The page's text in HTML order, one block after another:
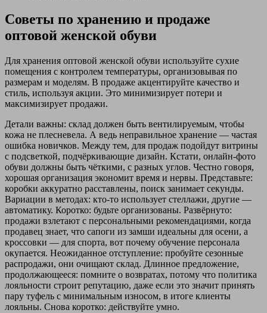
Советы по хранению и продаже
оптовой женской обуви
Для хранения оптовой женской обуви используйте сухие
помещения с контролем температуры, организовывая по
размерам и моделям. В продаже акцентируйте качество и
стиль, используя акции. Это минимизирует потери и
максимизирует продажи.
Детали важны: склад должен быть вентилируемым, чтобы
кожа не плесневела. А ведь неправильное хранение — частая
ошибка новичков. Между тем, для продаж подойдут витрины
с подсветкой, подчёркивающие дизайн. Кстати, онлайн-фото
обуви должны быть чёткими, с разных углов. Честно говоря,
хорошая организация экономит время и нервы. Представьте:
коробки аккуратно расставлены, поиск занимает секунды.
Вариации в методах: кто-то использует стеллажи, другие —
автоматику. Коротко: будьте организованы. Развёрнуто:
продажи взлетают с персональными рекомендациями, когда
продавец знает, что сапоги из замши идеальны для осени, а
кроссовки — для спорта, вот почему обучение персонала
окупается. Неожиданное отступление: пробуйте сезонные
распродажи, они очищают склад. Длинное предложение,
продолжающееся: помните о возвратах, потому что политика
лояльности строит репутацию, даже если это значит принять
пару туфель с минимальным износом, в итоге клиенты
лояльны. Снова коротко: действуйте умно.